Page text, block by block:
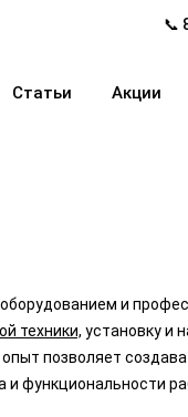
📞
Статьи Акции
и
техники, установку и
позволяет
функциональности